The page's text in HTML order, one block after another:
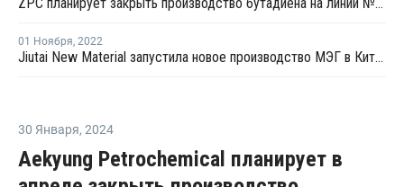
01 Ноября, 2022
Jiutai New Material запустила новое производство МЭГ в Китае
30 Января, 2024
Aekyung Petrochemical планирует в